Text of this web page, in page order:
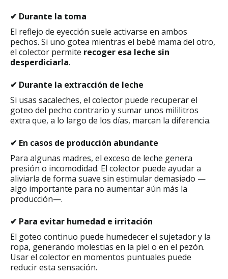
✔ Durante la toma
El reflejo de eyección suele activarse en ambos
pechos. Si uno gotea mientras el bebé mama del otro,
el colector permite recoger esa leche sin
desperdiciarla.
✔ Durante la extracción de leche
Si usas sacaleches, el colector puede recuperar el
goteo del pecho contrario y sumar unos mililitros
extra que, a lo largo de los días, marcan la diferencia.
✔ En casos de producción abundante
Para algunas madres, el exceso de leche genera
presión o incomodidad. El colector puede ayudar a
aliviarla de forma suave sin estimular demasiado —
algo importante para no aumentar aún más la
producción—.
✔ Para evitar humedad e irritación
El goteo continuo puede humedecer el sujetador y la
ropa, generando molestias en la piel o en el pezón.
Usar el colector en momentos puntuales puede
reducir esta sensación.